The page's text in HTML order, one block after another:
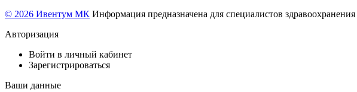
© 2026 Ивентум МК Информация предназначена для специалистов здравоохранения
Авторизация
Войти в личный кабинет
Зарегистрироваться
Ваши данные